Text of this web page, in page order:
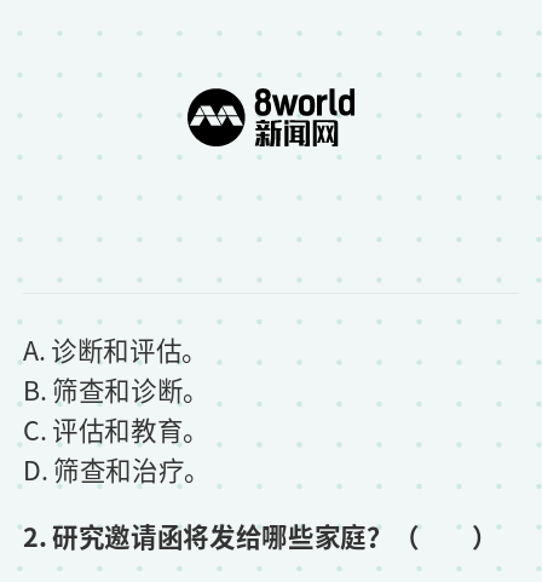
A. 诊断和评估。
B. 筛查和诊断。
C. 评估和教育。
D. 筛查和治疗。
2. 研究邀请函将发给哪些家庭？（ ）